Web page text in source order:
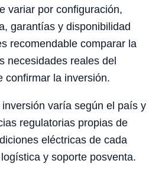
variar por configuración,
garantías y disponibilidad
recomendable comparar la
necesidades reales del
confirmar la inversión.
varía según el país y
regulatorias propias de
eléctricas de cada
y soporte posventa.